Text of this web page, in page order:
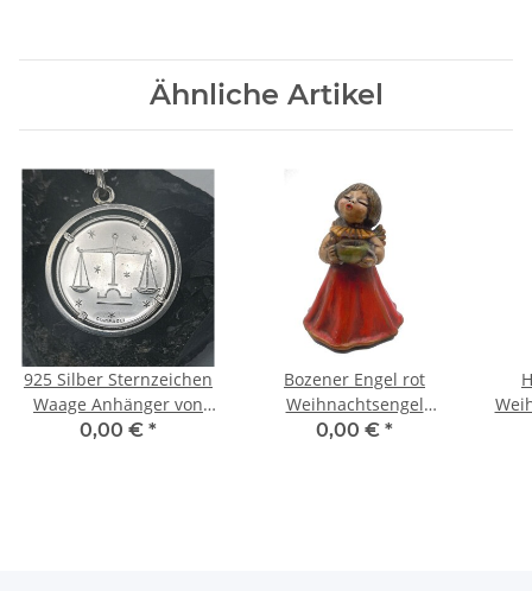
Ähnliche Artikel
925 Silber Sternzeichen
Waage Anhänger von
Pietro Giampaoli mit
0,00 € *
Bozener Engel rot
Weihnachtsengel
Kerzenhalter Spieluhr
0,00 € *